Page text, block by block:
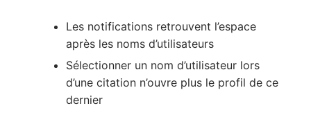
Les notifications retrouvent l’espace
après les noms d’utilisateurs
Sélectionner un nom d’utilisateur lors
d’une citation n’ouvre plus le profil de ce
dernier